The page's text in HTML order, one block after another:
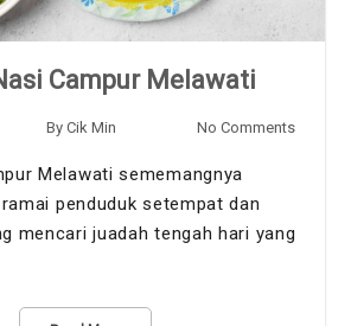
Campur Melawati
By Cik Min No Comments
Melawati sememangnya
penduduk setempat dan
mencari juadah tengah hari yang